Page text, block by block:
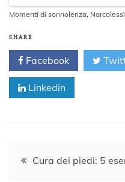
Momenti di sonnolenza,
SHARE
Facebook
Linkedin
Navigazione
Cura dei piedi: 5